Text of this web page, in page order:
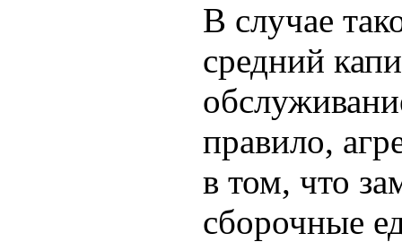
В случае
средний
правило,
в том, что
сборочные